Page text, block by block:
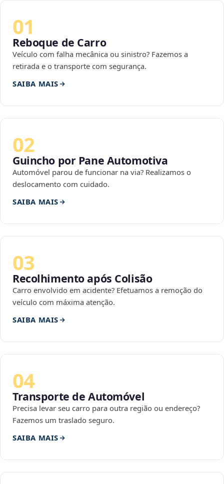
01
Reboque de Carro
Veículo com falha mecânica ou sinistro? Fazemos a
retirada e o transporte com segurança.
SAIBA MAIS
02
Guincho por Pane Automotiva
Automóvel parou de funcionar na via? Realizamos o
deslocamento com cuidado.
SAIBA MAIS
03
Recolhimento após Colisão
Carro envolvido em acidente? Efetuamos a remoção do
veículo com máxima atenção.
SAIBA MAIS
04
Transporte de Automóvel
Precisa levar seu carro para outra região ou endereço?
Fazemos um traslado seguro.
SAIBA MAIS